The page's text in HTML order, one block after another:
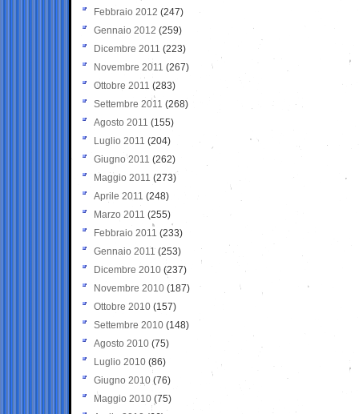
Febbraio 2012 (247)
Gennaio 2012 (259)
Dicembre 2011 (223)
Novembre 2011 (267)
Ottobre 2011 (283)
Settembre 2011 (268)
Agosto 2011 (155)
Luglio 2011 (204)
Giugno 2011 (262)
Maggio 2011 (273)
Aprile 2011 (248)
Marzo 2011 (255)
Febbraio 2011 (233)
Gennaio 2011 (253)
Dicembre 2010 (237)
Novembre 2010 (187)
Ottobre 2010 (157)
Settembre 2010 (148)
Agosto 2010 (75)
Luglio 2010 (86)
Giugno 2010 (76)
Maggio 2010 (75)